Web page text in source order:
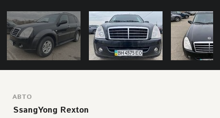
АВТО
SsangYong Rexton